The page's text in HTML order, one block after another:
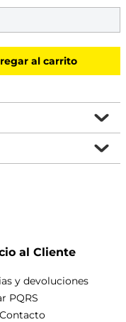
al carrito
al Cliente
y devoluciones
PQRS